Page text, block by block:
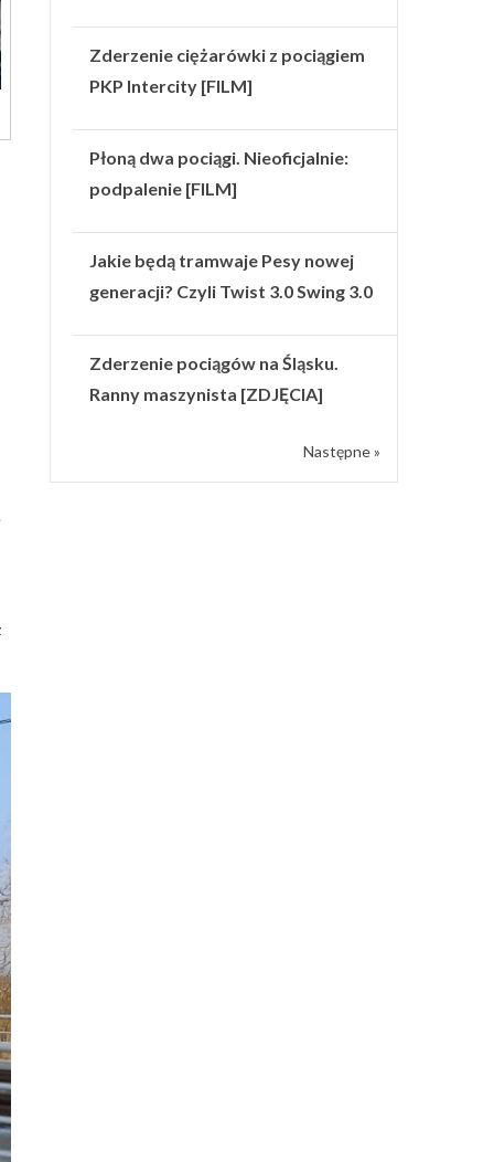
Zderzenie ciężarówki z pociągiem
PKP Intercity [FILM]
Płoną dwa pociągi. Nieoficjalnie:
podpalenie [FILM]
Jakie będą tramwaje Pesy nowej
generacji? Czyli Twist 3.0 Swing 3.0
Zderzenie pociągów na Śląsku.
Ranny maszynista [ZDJĘCIA]
Następne »